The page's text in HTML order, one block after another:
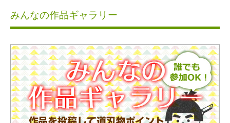
みんなの作品ギャラリー